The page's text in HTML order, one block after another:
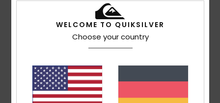
5.0
Komfort
WELCOME TO QUIKSILVER
Choose your country